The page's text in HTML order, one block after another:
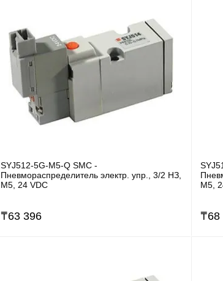
SYJ512-5G-M5-Q SMC -
Пневмораспределитель электр. упр., 3/2 НЗ,
M5, 24 VDC
₸63 396
M5,
₸68